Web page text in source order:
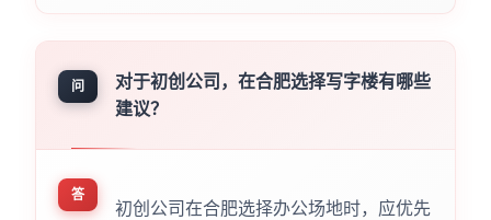
问
对于初创公司，在合肥选择写字楼有哪些
建议？
答
初创公司在合肥选择办公场地时，应优先